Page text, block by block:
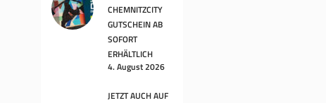
CHEMNITZCITY
GUTSCHEIN AB
SOFORT
ERHÄLTLICH
4. August 2026
JETZT AUCH AUF